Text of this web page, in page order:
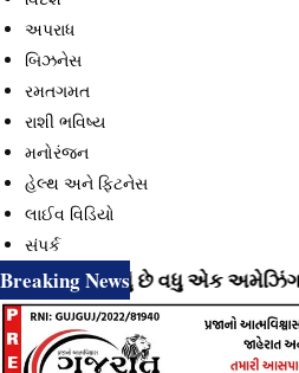
અપરાધ
બિઝનેસ
રમતગમત
રાશી ભવિષ્ય
મનોરંજન
હેલ્થ અને ફિટનેસ
લાઈવ વિડિયો
સંપર્ક
Breaking News
રહ્યું છે વધુ એક અમેઝિંગ ફિચર્સ!